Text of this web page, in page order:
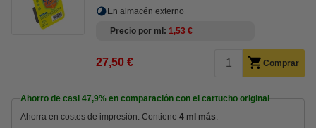
En almacén externo
Precio por ml
1,53 €
27,50 € Comprar
Ahorro de casi 47,9% en comparación con el cartucho original
Ahorra en costes de impresión. Contiene 4 ml más.